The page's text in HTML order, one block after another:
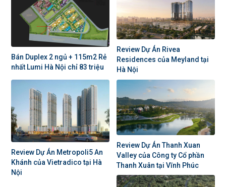
Bán Duplex 2 ngủ + 115m2 Rẻ
nhất Lumi Hà Nội chỉ 83 triệu
Review Dự Án Rivea
Residences của Meyland tại
Hà Nội
Review Dự Án Metropoli5 An
Khánh của Vietradico tại Hà
Nội
Review Dự Án Thanh Xuan
Valley của Công ty Cổ phần
Thanh Xuân tại Vĩnh Phúc